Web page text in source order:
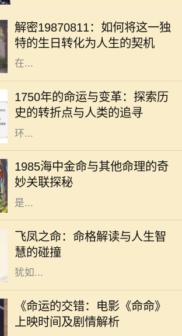
解密19870811：如何将这一独
特的生日转化为人生的契机
命理分析的重要依据。1987年8月11
日出生的人士，有着独特的命格，这
不仅影响着性格、人际关系，还有潜
在...
1750年的命运与变革：探索历
史的转折点与人类的追寻
1750年是一个重要的历史节点，它标
志着人类社会在工业化、科学和文化
等多个领域的变革。从农业社会向工
业社会的转变，折射出人类对生活及
环...
1985海中金命与其他命理的奇
妙关联探秘
在中国传统的命理学中，每个人的命
运都受到出生年份、月份、日子和时
辰的影响。1985年出生的人，被称为
“海中金”。这一命理的特征，指的
是...
飞凤之命：命格解读与人生智
慧的碰撞
在中国传统命理学中，飞凤之命是一
种独特而珍贵的命格。它象征着高
贵、优雅与灵动，常被视为一种幸运
和祝福的象征。命格中蕴含的飞凤，
犹如...
《命运的交错：电影《命命》
上映时间及剧情解析
随着电影市场的蓬勃发展，越来越多
的电影作品吸引了观众的目光。其
中，备受期待的《命命》即将于近日
上映，这部充满悬念与情感的电影将